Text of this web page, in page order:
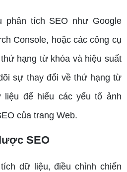
phân tích SEO như Google
Console, hoặc các công cụ
hạng từ khóa và hiệu suất
sự thay đổi về thứ hạng từ
liệu để hiểu các yếu tố ảnh
của trang Web.
SEO
dữ liệu, điều chỉnh chiến